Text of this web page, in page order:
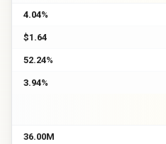
4.04%
$1.64
52.24%
3.94%
36.00M